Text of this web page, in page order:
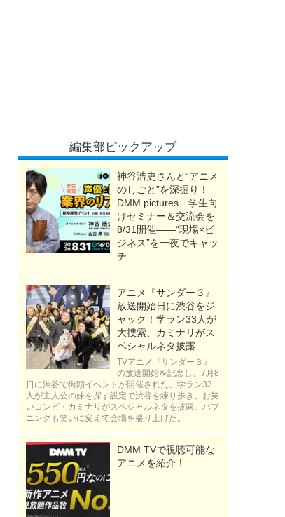
編集部ピックアップ
神谷浩史さんと“アニメ
のしごと”を深掘り！
DMM pictures、学生向
けセミナー＆交流会を
8/31開催――“現場×ビ
ジネス”を一夜でキャッ
チ
アニメ『サンダー３』
放送開始日に渋谷をジ
ャック！学ラン33人が
大捜索、カミナリがス
ペシャルネタ披露
TVアニメ『サンダー３』
の放送開始を記念し、7月8
日に渋谷で街頭イベントが開催された。学ラン33
人が主人公の妹を探す設定で渋谷を練り歩き、お笑
いコンビ・カミナリがスペシャルネタを披露。ハプ
ニングも笑いに変えて会場を盛り上げた。
DMM TVで視聴可能な
アニメを紹介！